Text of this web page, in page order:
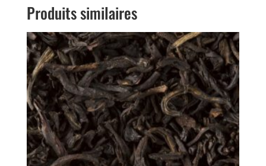
Produits similaires